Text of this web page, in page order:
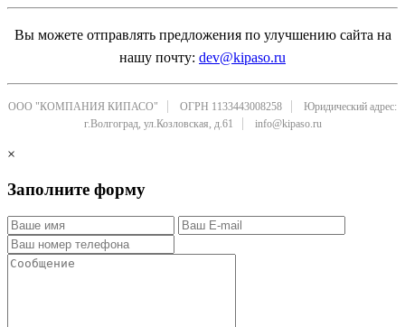
Вы можете отправлять предложения по улучшению сайта на
нашу почту: dev@kipaso.ru
ООО "КОМПАНИЯ КИПАСО" ОГРН 1133443008258
Юридический адрес:
г.Волгоград, ул.Козловская, д.61
info@kipaso.ru
×
Заполните форму